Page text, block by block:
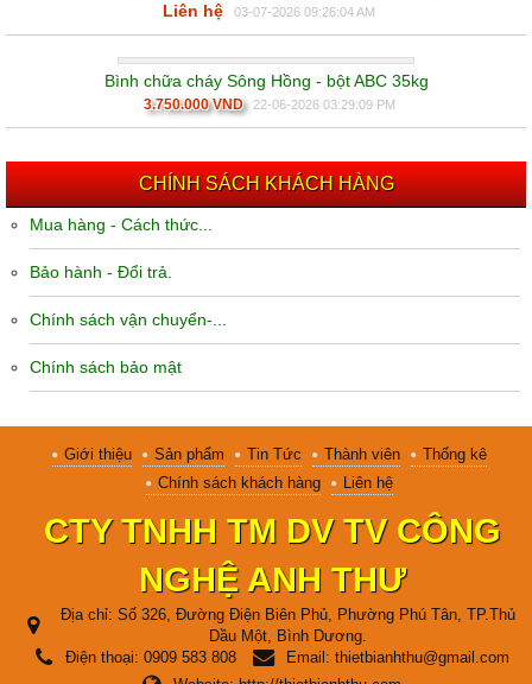
Liên hệ
03-07-2026 09:26:04 AM
Bình chữa cháy Sông Hồng - bột ABC 35kg
3.750.000 VND 22-06-2026 03:29:09 PM
CHÍNH SÁCH KHÁCH HÀNG
Mua hàng - Cách thức...
Bảo hành - Đổi trả.
Chính sách vận chuyển-...
Chính sách bảo mật
Giới thiệu Sản phẩm Tin Tức Thành viên
Thống kê
Chính sách khách hàng
Liên hệ
CTY TNHH TM DV TV CÔNG
NGHỆ ANH THƯ
Địa chỉ: Số 326, Đường Điện Biên Phủ, Phường Phú Tân, TP.Thủ
Dầu Một, Bình Dương.
Điện thoại: 0909 583 808 Email: thietbianhthu@gmail.com